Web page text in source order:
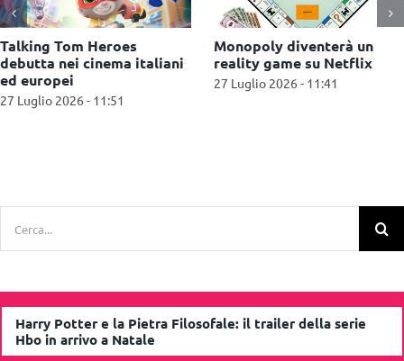
Netflix aggiunge i video
brevi ai suoi contenuti
multimediali
15 Luglio 2026 - 12:58
Boing amplia l’offerta
con l’ingresso in
portafoglio di K2 e
Harry Potter e la Pietra Filosofale: il trailer della serie
Hbo in arrivo a Natale